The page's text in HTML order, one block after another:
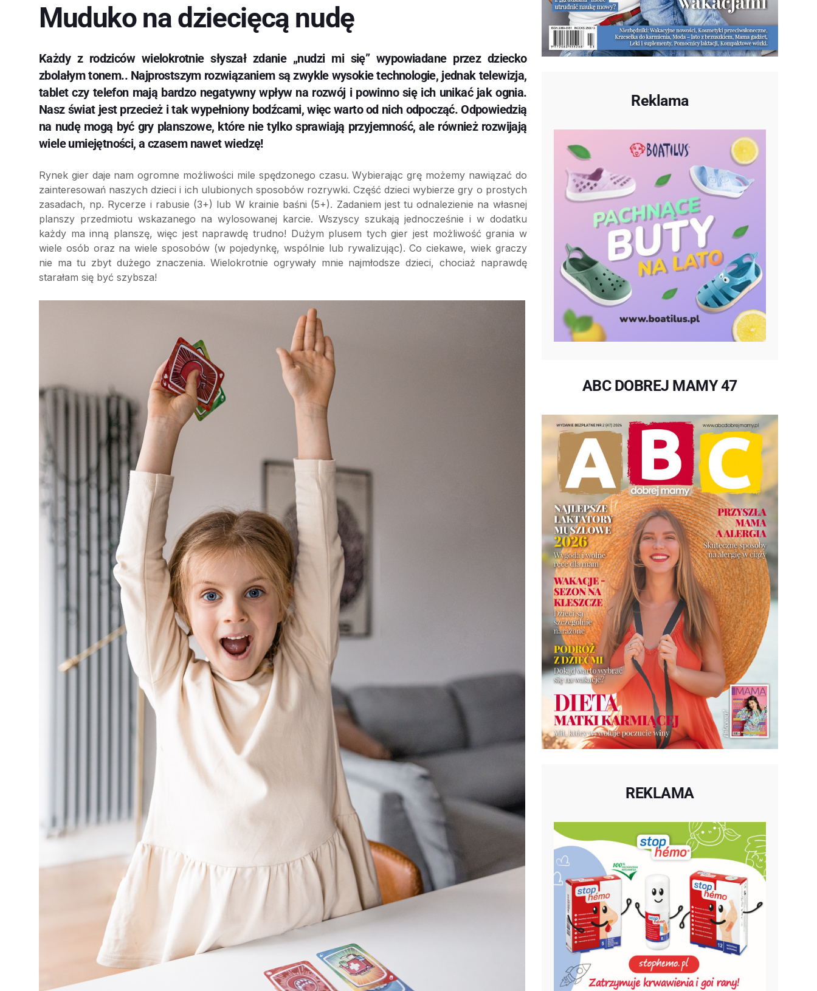
Muduko na dziecięcą nudę
Każdy z rodziców wielokrotnie słyszał zdanie „nudzi mi się” wypowiadane przez dziecko
zbolałym tonem.. Najprostszym rozwiązaniem są zwykle wysokie technologie, jednak telewizja,
tablet czy telefon mają bardzo negatywny wpływ na rozwój i powinno się ich unikać jak ognia.
Nasz świat jest przecież i tak wypełniony bodźcami, więc warto od nich odpocząć. Odpowiedzią
na nudę mogą być gry planszowe, które nie tylko sprawiają przyjemność, ale również rozwijają
wiele umiejętności, a czasem nawet wiedzę!
Rynek gier daje nam ogromne możliwości mile spędzonego czasu. Wybierając grę możemy nawiązać do
zainteresowań naszych dzieci i ich ulubionych sposobów rozrywki. Część dzieci wybierze gry o prostych
zasadach, np. Rycerze i rabusie (3+) lub W krainie baśni (5+). Zadaniem jest tu odnalezienie na własnej
planszy przedmiotu wskazanego na wylosowanej karcie. Wszyscy szukają jednocześnie i w dodatku
każdy ma inną planszę, więc jest naprawdę trudno! Dużym plusem tych gier jest możliwość grania w
wiele osób oraz na wiele sposobów (w pojedynkę, wspólnie lub rywalizując). Co ciekawe, wiek graczy
nie ma tu zbyt dużego znaczenia. Wielokrotnie ogrywały mnie najmłodsze dzieci, chociaż naprawdę
starałam się być szybsza!
Reklama
ABC DOBREJ MAMY 47
REKLAMA